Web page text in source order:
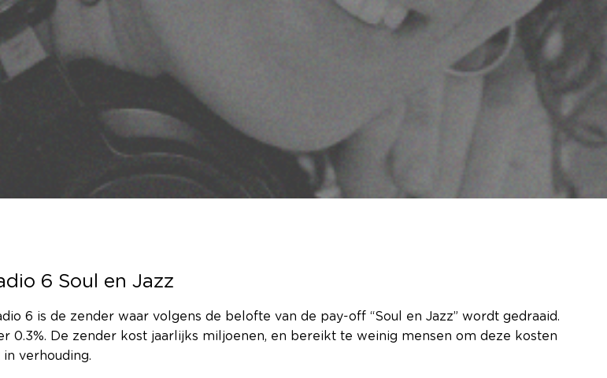
6 Soul en Jazz
6 is de zender waar volgens de belofte van de pay-off “Soul en Jazz” wordt gedraaid.
0.3%. De zender kost jaarlijks miljoenen, en bereikt te weinig mensen om deze kosten
verhouding.